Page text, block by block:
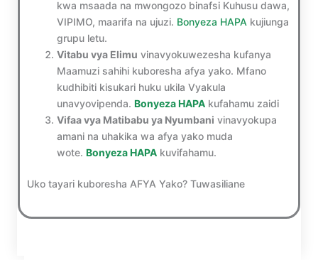
kwa msaada na mwongozo binafsi Kuhusu dawa,
VIPIMO, maarifa na ujuzi. Bonyeza HAPA kujiunga
grupu letu.
Vitabu vya Elimu vinavyokuwezesha kufanya
Maamuzi sahihi kuboresha afya yako. Mfano
kudhibiti kisukari huku ukila Vyakula
unavyovipenda. Bonyeza HAPA kufahamu zaidi
Vifaa vya Matibabu ya Nyumbani vinavyokupa
amani na uhakika wa afya yako muda
wote. Bonyeza HAPA kuvifahamu.
Uko tayari kuboresha AFYA Yako? Tuwasiliane